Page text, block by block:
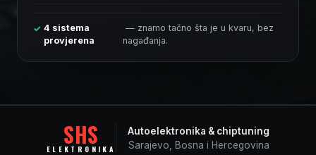
✓ 4 sistema
provjerena
— znamo tačno šta je u kvaru, bez
nagađanja.
SHS
ELEKTRONIKA
Autoelektronika & chiptuning
Sarajevo, Bosna i Hercegovina